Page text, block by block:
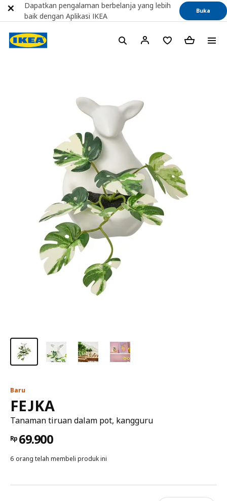
Baru
FEJKA
Tanaman tiruan dalam pot, kangguru
Rp 69.900
6 orang telah membeli produk ini
Dapatkan pengalaman berbelanja yang lebih
baik dengan Aplikasi IKEA
Buka